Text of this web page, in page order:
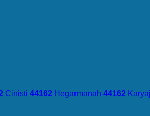
Cinisti 44162 Hegarmanah 44162